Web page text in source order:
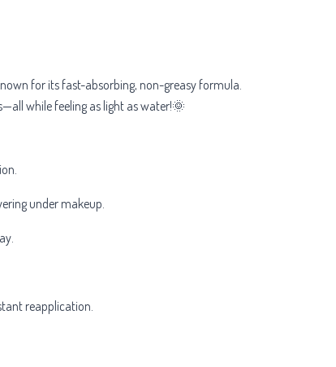
for its fast-absorbing, non-greasy formula.
while feeling as light as water!🌞
under makeup.
reapplication.